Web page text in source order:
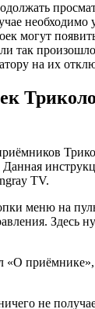
необходимо
могут
так
на их
TV.
меню на
Здесь
«О
не